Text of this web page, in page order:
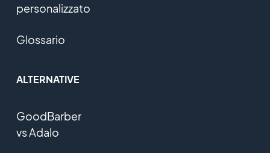
personalizzato
Glossario
ALTERNATIVE
GoodBarber
vs Adalo